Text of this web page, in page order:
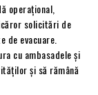
operațional,
solicitări de
evacuare.
cu ambasadele și
și să rămână